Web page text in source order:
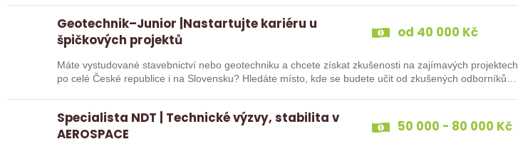
Geotechnik–Junior |Nastartujte kariéru u
špičkových projektů
od 40 000 Kč
Máte vystudované stavebnictví nebo geotechniku a chcete získat zkušenosti na zajímavých projektech
po celé České republice i na Slovensku? Hledáte místo, kde se budete učit od zkušených odborníků
Specialista NDT | Technické výzvy, stabilita v
AEROSPACE
50 000 - 80 000 Kč